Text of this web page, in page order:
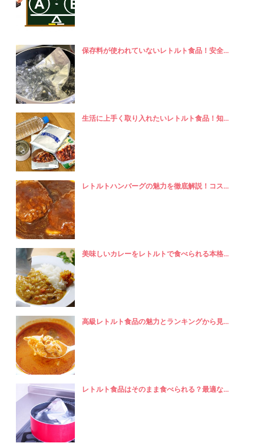
保存料が使われていないレトルト食品！安全...
生活に上手く取り入れたいレトルト食品！知...
レトルトハンバーグの魅力を徹底解説！コス...
美味しいカレーをレトルトで食べられる本格...
高級レトルト食品の魅力とランキングから見...
レトルト食品はそのまま食べられる？最適な...